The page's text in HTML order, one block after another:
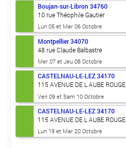
Boujan-sur-Libron 34760
10 rue Théophile Gautier
Lun 05 et Mar 06 Octobre
Montpellier 34070
48 rue Claude Balbastre
Mer 07 et Jeu 08 Octobre
CASTELNAU-LE-LEZ 34170
115 AVENUE DE L AUBE ROUGE
Ven 09 et Sam 10 Octobre
CASTELNAU-LE-LEZ 34170
115 AVENUE DE L AUBE ROUGE
Lun 19 et Mar 20 Octobre